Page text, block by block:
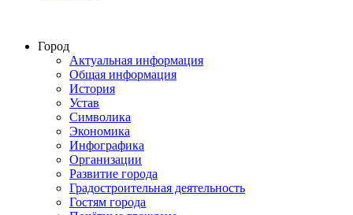
Город
Актуальная информация
Общая информация
История
Устав
Символика
Экономика
Инфографика
Организации
Развитие города
Градостроительная деятельность
Гостям города